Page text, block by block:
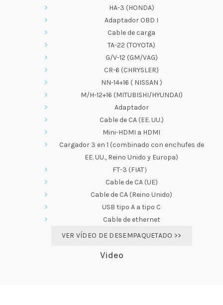
HA-3 (HONDA)
Adaptador OBD I
Cable de carga
TA-22 (TOYOTA)
G/V-12 (GM/VAG)
CR-6 (CHRYSLER)
NN-14+16 ( NISSAN )
M/H-12+16 (MITUBISHI/HYUNDAI)
Adaptador
Cable de CA (EE. UU.)
Mini-HDMI a HDMI
Cargador 3 en 1 (combinado con enchufes de
EE. UU., Reino Unido y Europa)
FT-3 (FIAT）
Cable de CA (UE)
Cable de CA (Reino Unido)
USB tipo A a tipo C
Cable de ethernet
VER VÍDEO DE DESEMPAQUETADO >>
Video